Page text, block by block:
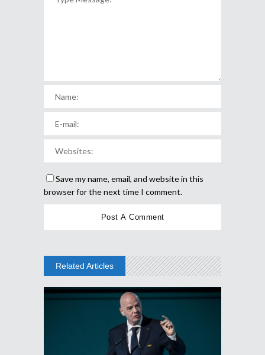
Save my name, email, and website in this
browser for the next time I comment.
Related Articles